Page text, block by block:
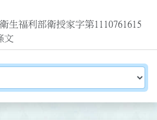
生福利部衛授家字第1110761615
文